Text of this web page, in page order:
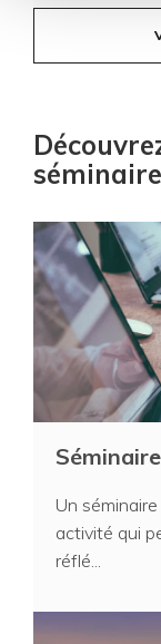
séminaire
Un
activité qui
réflé...